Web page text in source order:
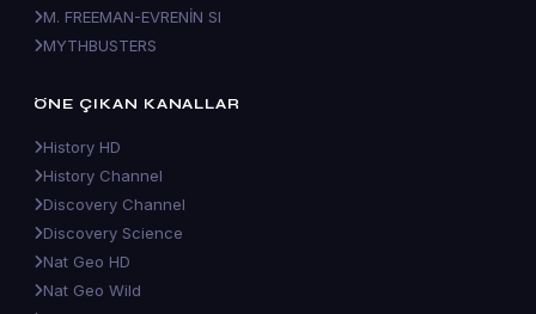
M. FREEMAN-EVRENİN SI
MYTHBUSTERS
ÖNE ÇIKAN KANALLAR
History HD
History Channel
Discovery Channel
Discovery Science
Nat Geo HD
Nat Geo Wild